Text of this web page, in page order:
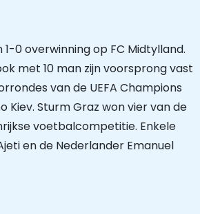
0 overwinning op FC Midtylland.
met 10 man zijn voorsprong vast
van de UEFA Champions
Kiev. Sturm Graz won vier van de
voetbalcompetitie. Enkele
en de Nederlander Emanuel